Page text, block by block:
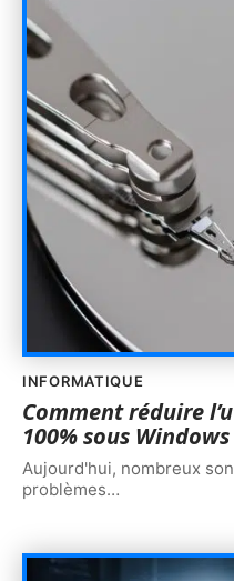
INFORMATIQUE
Comment réduire
100% sous Windows
Aujourd'hui, nombreux
problèmes…